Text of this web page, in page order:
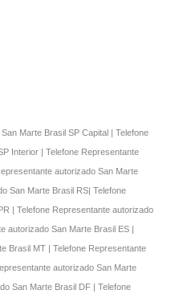
Marte Brasil SP Capital | Telefone
Interior | Telefone Representante
autorizado San Marte
San Marte Brasil RS| Telefone
| Telefone Representante autorizado
autorizado San Marte Brasil ES |
Brasil MT | Telefone Representante
autorizado San Marte
San Marte Brasil DF | Telefone